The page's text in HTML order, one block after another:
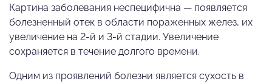
Картина заболевания неспецифична — появляется
болезненный отек в области пораженных желез, их
увеличение на 2-й и 3-й стадии. Увеличение
сохраняется в течение долгого времени.
Одним из проявлений болезни является сухость в